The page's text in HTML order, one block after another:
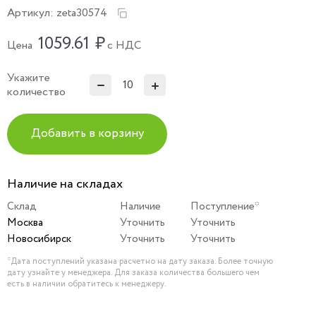
Артикул: zeta30574
Цена 1059.61 ₽с НДС
Укажите
количество
Добавить в корзину
Наличие на складах
Склад Наличие
Поступление*
Москва
Уточнить
Уточнить
Новосибирск
Уточнить Уточнить
*Дата поступлений указана расчетно на дату заказа. Более точную
дату узнайте у менеджера. Для заказа количества большего чем
есть в наличии обратитесь к менеджеру.